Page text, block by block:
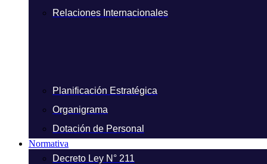
Relaciones Internacionales
Planificación Estratégica
Organigrama
Dotación de Personal
Normativa
Decreto Ley N° 211